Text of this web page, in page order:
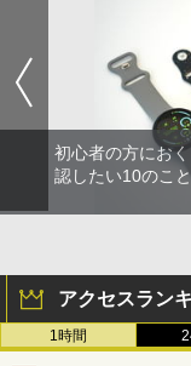
初心者の方にお
認したい10のこと
アクセスラン
1時間